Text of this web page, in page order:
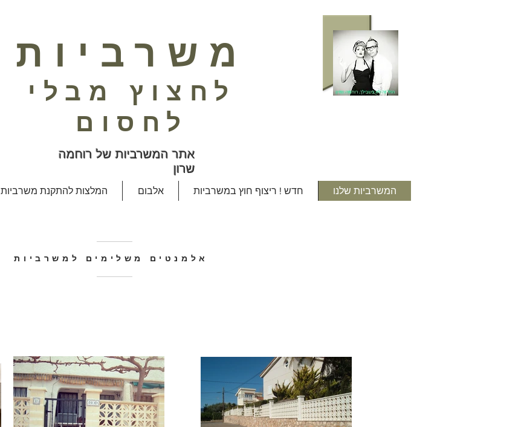
משרביות
לחצוץ מבלי
לחסום
אתר המשרביות של רוחמה
שרון
המלצות להתקנת משרביות אלבום חדש ! ריצוף חוץ במשרביות המשרביות שלנו
אלמנטים משלימים למשרביות